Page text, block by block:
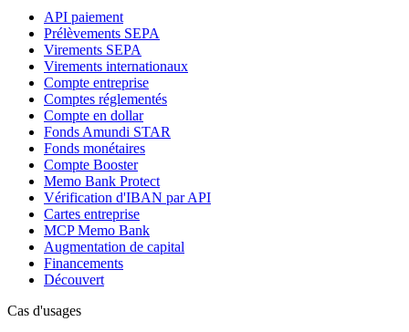
API paiement
Prélèvements SEPA
Virements SEPA
Virements internationaux
Compte entreprise
Comptes réglementés
Compte en dollar
Fonds Amundi STAR
Fonds monétaires
Compte Booster
Memo Bank Protect
Vérification d'IBAN par API
Cartes entreprise
MCP Memo Bank
Augmentation de capital
Financements
Découvert
Cas d'usages